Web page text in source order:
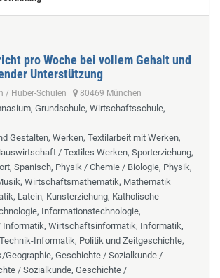
pro Woche bei vollem Gehalt und
Unterstützung
/ Huber-Schulen 80469 München
Grundschule, Wirtschaftsschule,
Gestalten, Werken, Textilarbeit mit Werken,
/ Textiles Werken, Sporterziehung,
Spanisch, Physik / Chemie / Biologie, Physik,
Wirtschaftsmathematik, Mathematik
Latein, Kunsterziehung, Katholische
Informationstechnologie,
Wirtschaftsinformatik, Informatik,
Informatik, Politik und Zeitgeschichte,
Geschichte / Sozialkunde /
/ Sozialkunde, Geschichte /